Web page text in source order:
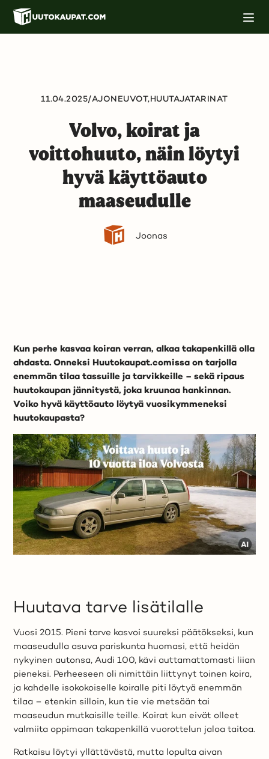
Siirry
pääsisältöön
M
o
b
11.04.2025/AJONEUVOT,HUUTAJATARINAT
Volvo, koirat ja
voittohuuto, näin löytyi
hyvä käyttöauto
maaseudulle
Joonas
Kun perhe kasvaa koiran verran, alkaa takapenkillä olla
ahdasta. Onneksi Huutokaupat.comissa on tarjolla
enemmän tilaa tassuille ja tarvikkeille – sekä ripaus
huutokaupan jännitystä, joka kruunaa hankinnan.
Voiko hyvä käyttöauto löytyä vuosikymmeneksi
huutokaupasta?
Huutava tarve lisätilalle
Vuosi 2015. Pieni tarve kasvoi suureksi päätökseksi, kun
maaseudulla asuva pariskunta huomasi, että heidän
nykyinen autonsa, Audi 100, kävi auttamattomasti liian
pieneksi. Perheeseen oli nimittäin liittynyt toinen koira,
ja kahdelle isokokoiselle koiralle piti löytyä enemmän
tilaa – etenkin silloin, kun tie vie metsään tai
maaseudun mutkaisille teille. Koirat kun eivät olleet
valmiita oppimaan takapenkillä vuorottelun jaloa taitoa.
Ratkaisu löytyi yllättävästä, mutta lopulta aivan